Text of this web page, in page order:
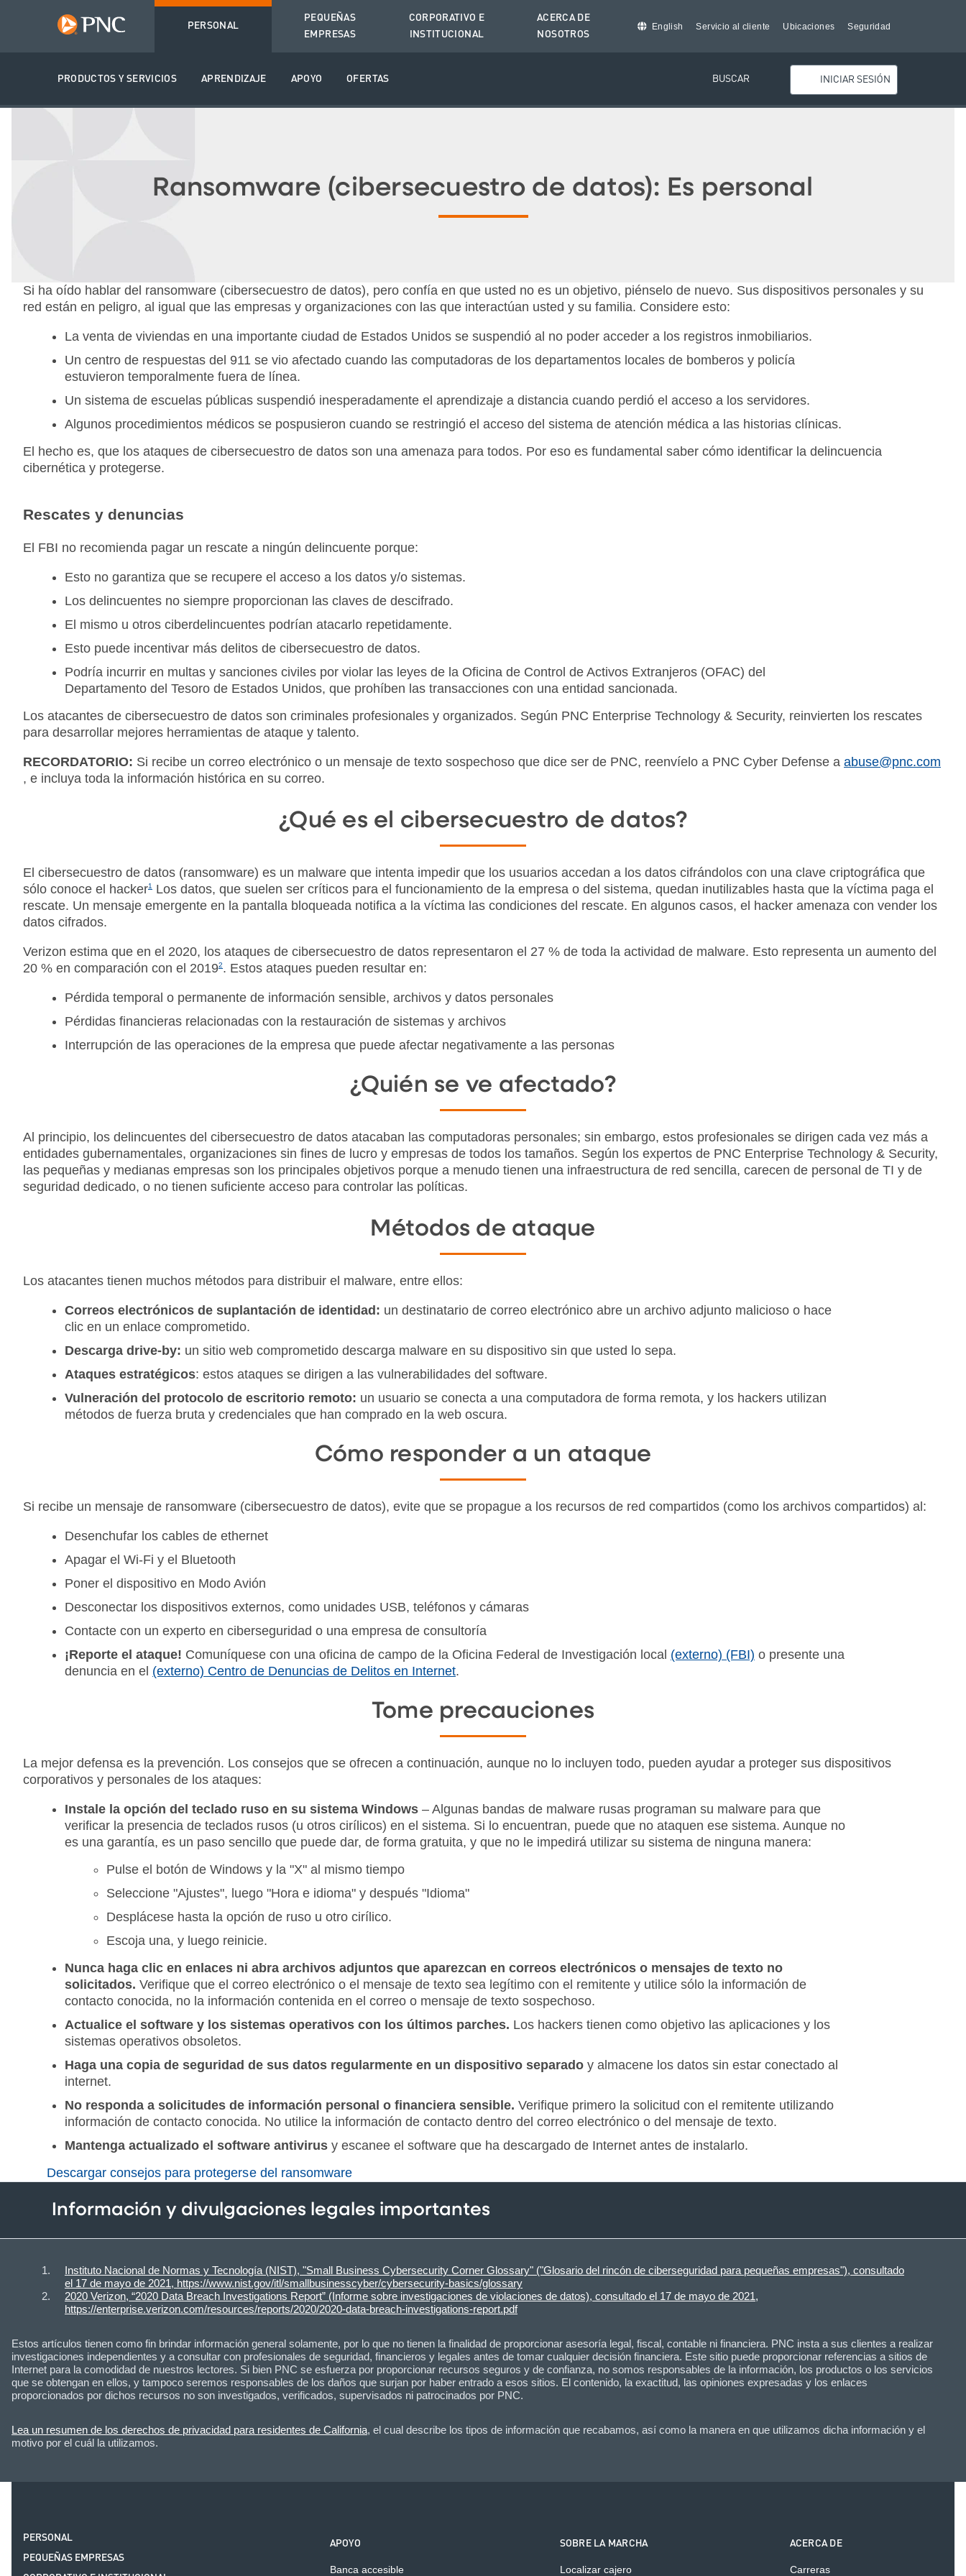
PERSONAL
PRODUCTOS Y SERVICIOS APRENDIZAJE APOYO OFERTAS
PEQUEÑAS
EMPRESAS
CORPORATIVO E
INSTITUCIONAL
ACERCA DE
NOSOTROS
English Servicio al cliente Ubicaciones Seguridad
BUSCAR INICIAR SESIÓN
Ransomware (cibersecuestro de datos): Es personal
Si ha oído hablar del ransomware (cibersecuestro de datos), pero confía en que usted no es un objetivo, piénselo de nuevo. Sus dispositivos personales y su
red están en peligro, al igual que las empresas y organizaciones con las que interactúan usted y su familia. Considere esto:
La venta de viviendas en una importante ciudad de Estados Unidos se suspendió al no poder acceder a los registros inmobiliarios.
Un centro de respuestas del 911 se vio afectado cuando las computadoras de los departamentos locales de bomberos y policía
estuvieron temporalmente fuera de línea.
Un sistema de escuelas públicas suspendió inesperadamente el aprendizaje a distancia cuando perdió el acceso a los servidores.
Algunos procedimientos médicos se pospusieron cuando se restringió el acceso del sistema de atención médica a las historias clínicas.
El hecho es, que los ataques de cibersecuestro de datos son una amenaza para todos. Por eso es fundamental saber cómo identificar la delincuencia
cibernética y protegerse.
Rescates y denuncias
El FBI no recomienda pagar un rescate a ningún delincuente porque:
Esto no garantiza que se recupere el acceso a los datos y/o sistemas.
Los delincuentes no siempre proporcionan las claves de descifrado.
El mismo u otros ciberdelincuentes podrían atacarlo repetidamente.
Esto puede incentivar más delitos de cibersecuestro de datos.
Podría incurrir en multas y sanciones civiles por violar las leyes de la Oficina de Control de Activos Extranjeros (OFAC) del
Departamento del Tesoro de Estados Unidos, que prohíben las transacciones con una entidad sancionada.
Los atacantes de cibersecuestro de datos son criminales profesionales y organizados. Según PNC Enterprise Technology & Security, reinvierten los rescates
para desarrollar mejores herramientas de ataque y talento.
RECORDATORIO: Si recibe un correo electrónico o un mensaje de texto sospechoso que dice ser de PNC, reenvíelo a PNC Cyber Defense a abuse@pnc.com
, e incluya toda la información histórica en su correo.
¿Qué es el cibersecuestro de datos?
El cibersecuestro de datos (ransomware) es un malware que intenta impedir que los usuarios accedan a los datos cifrándolos con una clave criptográfica que
sólo conoce el hacker1
Los datos, que suelen ser críticos para el funcionamiento de la empresa o del sistema, quedan inutilizables hasta que la víctima paga el
rescate. Un mensaje emergente en la pantalla bloqueada notifica a la víctima las condiciones del rescate. En algunos casos, el hacker amenaza con vender los
datos cifrados.
Verizon estima que en el 2020, los ataques de cibersecuestro de datos representaron el 27 % de toda la actividad de malware. Esto representa un aumento del
20 % en comparación con el 20192. Estos ataques pueden resultar en:
Pérdida temporal o permanente de información sensible, archivos y datos personales
Pérdidas financieras relacionadas con la restauración de sistemas y archivos
Interrupción de las operaciones de la empresa que puede afectar negativamente a las personas
¿Quién se ve afectado?
Al principio, los delincuentes del cibersecuestro de datos atacaban las computadoras personales; sin embargo, estos profesionales se dirigen cada vez más a
entidades gubernamentales, organizaciones sin fines de lucro y empresas de todos los tamaños. Según los expertos de PNC Enterprise Technology & Security,
las pequeñas y medianas empresas son los principales objetivos porque a menudo tienen una infraestructura de red sencilla, carecen de personal de TI y de
seguridad dedicado, o no tienen suficiente acceso para controlar las políticas.
Métodos de ataque
Los atacantes tienen muchos métodos para distribuir el malware, entre ellos:
Correos electrónicos de suplantación de identidad: un destinatario de correo electrónico abre un archivo adjunto malicioso o hace
clic en un enlace comprometido.
Descarga drive-by: un sitio web comprometido descarga malware en su dispositivo sin que usted lo sepa.
Ataques estratégicos: estos ataques se dirigen a las vulnerabilidades del software.
Vulneración del protocolo de escritorio remoto: un usuario se conecta a una computadora de forma remota, y los hackers utilizan
métodos de fuerza bruta y credenciales que han comprado en la web oscura.
Cómo responder a un ataque
Si recibe un mensaje de ransomware (cibersecuestro de datos), evite que se propague a los recursos de red compartidos (como los archivos compartidos) al:
Desenchufar los cables de ethernet
Apagar el Wi-Fi y el Bluetooth
Poner el dispositivo en Modo Avión
Desconectar los dispositivos externos, como unidades USB, teléfonos y cámaras
Contacte con un experto en ciberseguridad o una empresa de consultoría
¡Reporte el ataque! Comuníquese con una oficina de campo de la Oficina Federal de Investigación local (externo) (FBI) o presente una
denuncia en el (externo) Centro de Denuncias de Delitos en Internet.
Tome precauciones
La mejor defensa es la prevención. Los consejos que se ofrecen a continuación, aunque no lo incluyen todo, pueden ayudar a proteger sus dispositivos
corporativos y personales de los ataques:
Instale la opción del teclado ruso en su sistema Windows – Algunas bandas de malware rusas programan su malware para que
verificar la presencia de teclados rusos (u otros cirílicos) en el sistema. Si lo encuentran, puede que no ataquen ese sistema. Aunque no
es una garantía, es un paso sencillo que puede dar, de forma gratuita, y que no le impedirá utilizar su sistema de ninguna manera:
Pulse el botón de Windows y la "X" al mismo tiempo
Seleccione "Ajustes", luego "Hora e idioma" y después "Idioma"
Desplácese hasta la opción de ruso u otro cirílico.
Escoja una, y luego reinicie.
Nunca haga clic en enlaces ni abra archivos adjuntos que aparezcan en correos electrónicos o mensajes de texto no
solicitados. Verifique que el correo electrónico o el mensaje de texto sea legítimo con el remitente y utilice sólo la información de
contacto conocida, no la información contenida en el correo o mensaje de texto sospechoso.
Actualice el software y los sistemas operativos con los últimos parches. Los hackers tienen como objetivo las aplicaciones y los
sistemas operativos obsoletos.
Haga una copia de seguridad de sus datos regularmente en un dispositivo separado y almacene los datos sin estar conectado al
internet.
No responda a solicitudes de información personal o financiera sensible. Verifique primero la solicitud con el remitente utilizando
información de contacto conocida. No utilice la información de contacto dentro del correo electrónico o del mensaje de texto.
Mantenga actualizado el software antivirus y escanee el software que ha descargado de Internet antes de instalarlo.
Descargar consejos para protegerse del ransomware
Información y divulgaciones legales importantes
Instituto Nacional de Normas y Tecnología (NIST), "Small Business Cybersecurity Corner Glossary" ("Glosario del rincón de ciberseguridad para pequeñas empresas"), consultado
el 17 de mayo de 2021, https://www.nist.gov/itl/smallbusinesscyber/cybersecurity-basics/glossary
2020 Verizon, “2020 Data Breach Investigations Report” (Informe sobre investigaciones de violaciones de datos), consultado el 17 de mayo de 2021,
https://enterprise.verizon.com/resources/reports/2020/2020-data-breach-investigations-report.pdf
Estos artículos tienen como fin brindar información general solamente, por lo que no tienen la finalidad de proporcionar asesoría legal, fiscal, contable ni financiera. PNC insta a sus clientes a realizar
investigaciones independientes y a consultar con profesionales de seguridad, financieros y legales antes de tomar cualquier decisión financiera. Este sitio puede proporcionar referencias a sitios de
Internet para la comodidad de nuestros lectores. Si bien PNC se esfuerza por proporcionar recursos seguros y de confianza, no somos responsables de la información, los productos o los servicios
que se obtengan en ellos, y tampoco seremos responsables de los daños que surjan por haber entrado a esos sitios. El contenido, la exactitud, las opiniones expresadas y los enlaces
proporcionados por dichos recursos no son investigados, verificados, supervisados ni patrocinados por PNC.
Lea un resumen de los derechos de privacidad para residentes de California, el cual describe los tipos de información que recabamos, así como la manera en que utilizamos dicha información y el
motivo por el cuál la utilizamos.
PERSONAL
PEQUEÑAS EMPRESAS
APOYO
Banca accesible
SOBRE LA MARCHA
Localizar cajero
ACERCA DE
Carreras